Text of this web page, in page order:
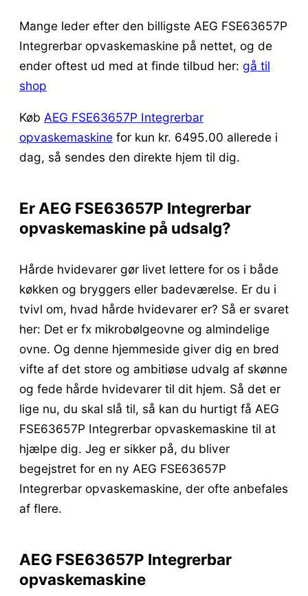
Mange leder efter den billigste AEG FSE63657P
Integrerbar opvaskemaskine på nettet, og de
ender oftest ud med at finde tilbud her: gå til
shop
Køb AEG FSE63657P Integrerbar
opvaskemaskine for kun kr. 6495.00 allerede i
dag, så sendes den direkte hjem til dig.
Er AEG FSE63657P Integrerbar
opvaskemaskine på udsalg?
Hårde hvidevarer gør livet lettere for os i både
køkken og bryggers eller badeværelse. Er du i
tvivl om, hvad hårde hvidevarer er? Så er svaret
her: Det er fx mikrobølgeovne og almindelige
ovne. Og denne hjemmeside giver dig en bred
vifte af det store og ambitiøse udvalg af skønne
og fede hårde hvidevarer til dit hjem. Så det er
lige nu, du skal slå til, så kan du hurtigt få AEG
FSE63657P Integrerbar opvaskemaskine til at
hjælpe dig. Jeg er sikker på, du bliver
begejstret for en ny AEG FSE63657P
Integrerbar opvaskemaskine, der ofte anbefales
af flere.
AEG FSE63657P Integrerbar
opvaskemaskine